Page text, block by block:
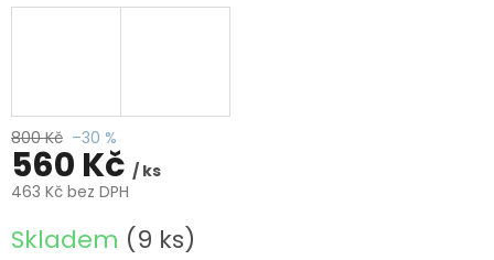
800 Kč –30 %
560 Kč / ks
463 Kč bez DPH
cena:
Skladem (9 ks)